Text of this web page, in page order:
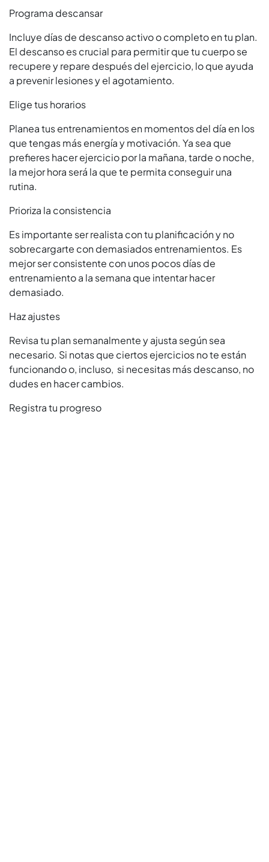
Programa descansar
Incluye días de descanso activo o completo en tu plan.
El descanso es crucial para permitir que tu cuerpo se
recupere y repare después del ejercicio, lo que ayuda
a prevenir lesiones y el agotamiento.
Elige tus horarios
Planea tus entrenamientos en momentos del día en los
que tengas más energía y motivación. Ya sea que
prefieres hacer ejercicio por la mañana, tarde o noche,
la mejor hora será la que te permita conseguir una
rutina.
Prioriza la consistencia
Es importante ser realista con tu planificación y no
sobrecargarte con demasiados entrenamientos. Es
mejor ser consistente con unos pocos días de
entrenamiento a la semana que intentar hacer
demasiado.
Haz ajustes
Revisa tu plan semanalmente y ajusta según sea
necesario. Si notas que ciertos ejercicios no te están
funcionando o, incluso, si necesitas más descanso, no
dudes en hacer cambios.
Registra tu progreso